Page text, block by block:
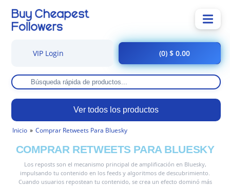
Ver todos los productos
VIP Login (0) $ 0.00
Inicio Comprar Retweets Para Bluesky
COMPRAR RETWEETS PARA BLUESKY
Los reposts son el mecanismo principal de amplificación en Bluesky,
impulsando tu contenido en los feeds y algoritmos de descubrimiento.
Cuando usuarios repostean tu contenido, se crea un efecto dominó más